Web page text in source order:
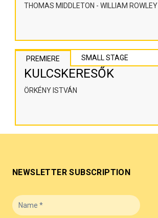
THOMAS MIDDLETON - WILLIAM ROWLEY
PREMIERE SMALL STAGE
KULCSKERESŐK
ÖRKÉNY ISTVÁN
NEWSLETTER SUBSCRIPTION